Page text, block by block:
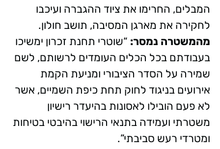
המבלים, החרימו את ציוד ההגברה ועיכבו
לחקירה את מארגן המסיבה, תושב חולון.
מהמשטרה נמסר: “שוטרי תחנת זכרון ימשיכו
בעבודתם בכל הכלים העומדים לרשותם, לשם
שמירה על הסדר הציבורי ומניעת הקמת
אירועים בניגוד לחוק תחת כיפת השמיים, אשר
לא פעם הובילו לאסונות בהיעדר רישיון
משטרתי ועמידה בתנאי הרישוי בהיבטי בטיחות
ומטרדי רעש סביבתי”.